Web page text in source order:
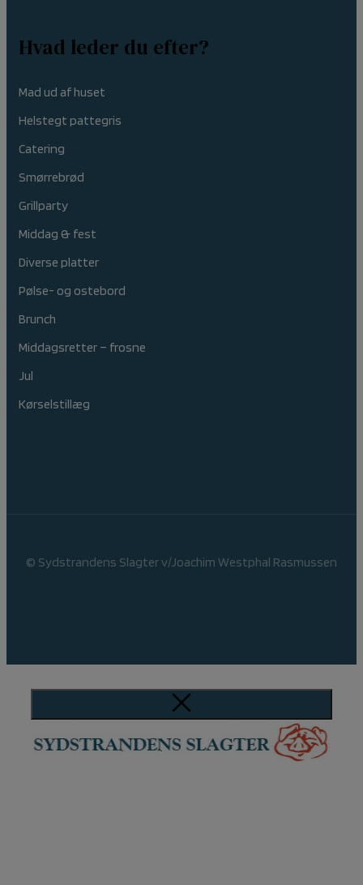
Hvad leder du efter?
Mad ud af huset
Helstegt pattegris
Catering
Smørrebrød
Grillparty
Middag & fest
Diverse platter
Pølse- og ostebord
Brunch
Middagsretter – frosne
Jul
Kørselstillæg
© Sydstrandens Slagter v/Joachim Westphal Rasmussen